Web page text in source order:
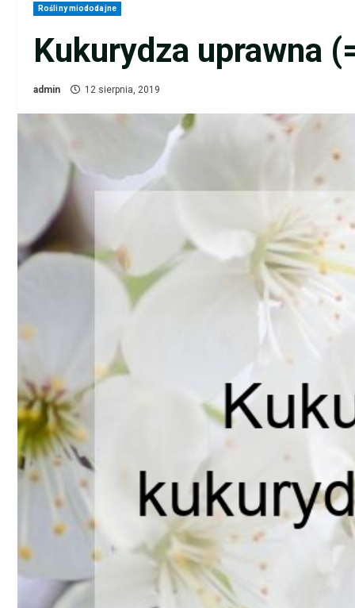
Rośliny miododajne
Kukurydza uprawna
admin 12 sierpnia, 2019